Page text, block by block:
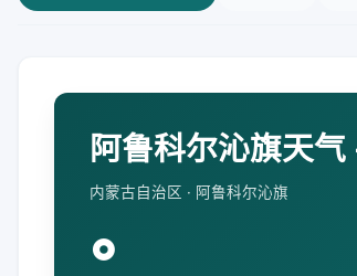
阿鲁科尔沁旗天
内蒙古自治区 · 阿鲁科尔沁旗